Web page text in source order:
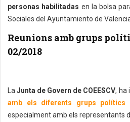
personas habilitadas en la bolsa
Sociales del Ayuntamiento de
Reunions amb grups
02/2018
La Junta de Govern de COEESCV, ha
amb els diferents grups polítics
especialment amb els representants